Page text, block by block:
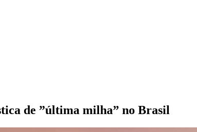
de ”última milha” no Brasil